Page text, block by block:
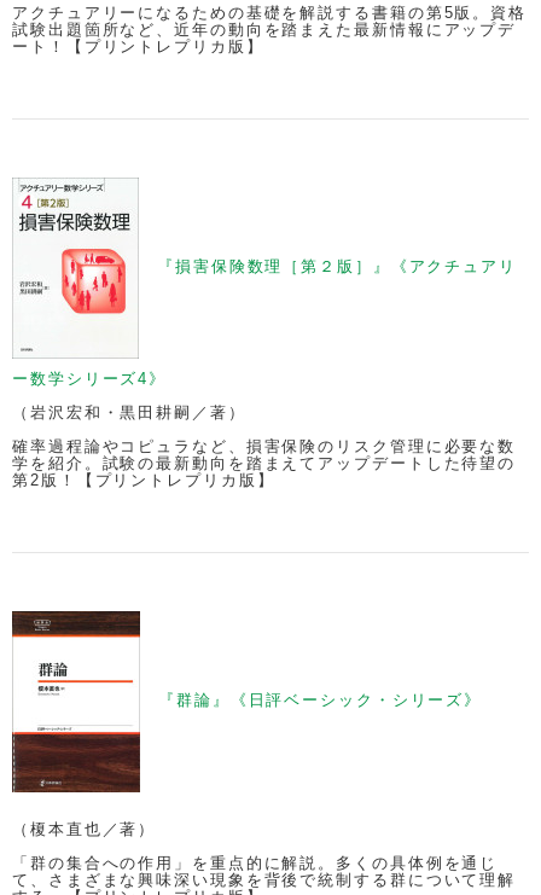
アクチュアリーになるための基礎を解説する書籍の第5版。資格
試験出題箇所など、近年の動向を踏まえた最新情報にアップデ
ート！【プリントレプリカ版】
『損害保険数理［第２版］』《アクチュアリ
ー数学シリーズ4》
（岩沢宏和・黒田耕嗣／著）
確率過程論やコピュラなど、損害保険のリスク管理に必要な数
学を紹介。試験の最新動向を踏まえてアップデートした待望の
第2版！【プリントレプリカ版】
『群論』《日評ベーシック・シリーズ》
（榎本直也／著）
「群の集合への作用」を重点的に解説。多くの具体例を通じ
て、さまざまな興味深い現象を背後で統制する群について理解